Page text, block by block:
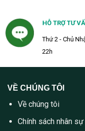
HỖ TRỢ TƯ
Thứ 2 - Chủ
22h
VỀ CHÚNG TÔI
Về chúng tôi
Chính sách nhân sự